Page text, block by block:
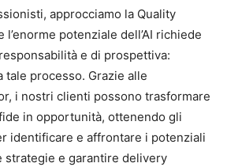
approcciamo la Quality
potenziale dell’AI richiede
e di prospettiva:
tale processo. Grazie alle
i nostri clienti possono trasformare
in opportunità, ottenendo gli
identificare e affrontare i potenziali
strategie e garantire delivery